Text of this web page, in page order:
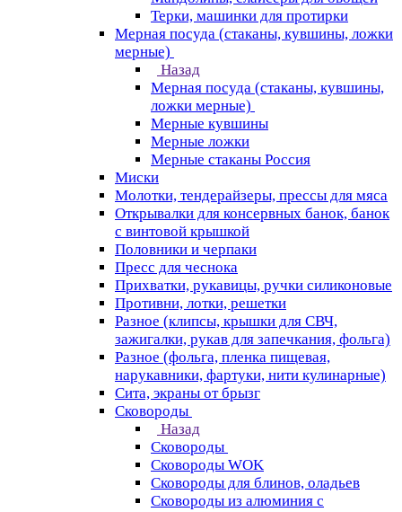
Терки, машинки для протирки
Мерная посуда (стаканы, кувшины, ложки
мерные)
Назад
Мерная посуда (стаканы, кувшины,
ложки мерные)
Мерные кувшины
Мерные ложки
Мерные стаканы Россия
Миски
Молотки, тендерайзеры, прессы для мяса
Открывалки для консервных банок, банок
с винтовой крышкой
Половники и черпаки
Пресс для чеснока
Прихватки, рукавицы, ручки силиконовые
Противни, лотки, решетки
Разное (клипсы, крышки для СВЧ,
зажигалки, рукав для запечкания, фольга)
Разное (фольга, пленка пищевая,
нарукавники, фартуки, нити кулинарные)
Сита, экраны от брызг
Сковороды
Назад
Сковороды
Сковороды WOK
Сковороды для блинов, оладьев
Сковороды из алюминия с